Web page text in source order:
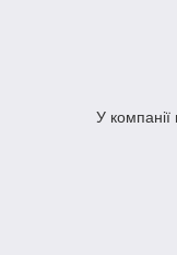
У компанії